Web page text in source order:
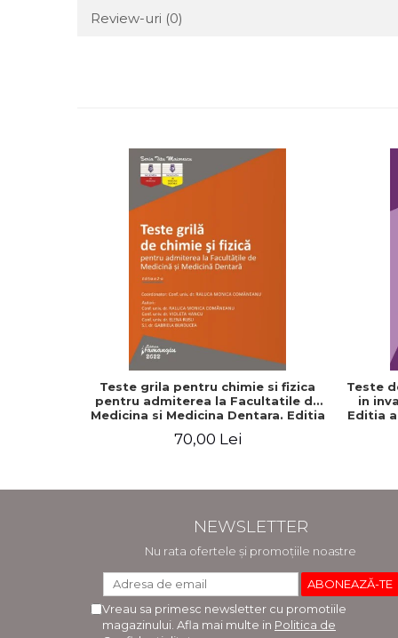
Review-uri (0)
Teste grila pentru chimie si fizica
pentru admiterea la Facultatile de
Medicina si Medicina Dentara. Editia
Violeta Hancu, Elena Rusu, Gabriela
70,00 Lei
Teste
in
Editia
NEWSLETTER
Nu rata ofertele și promoțiile noastre
Vreau sa primesc newsletter cu promotiile
magazinului. Afla mai multe in Politica de